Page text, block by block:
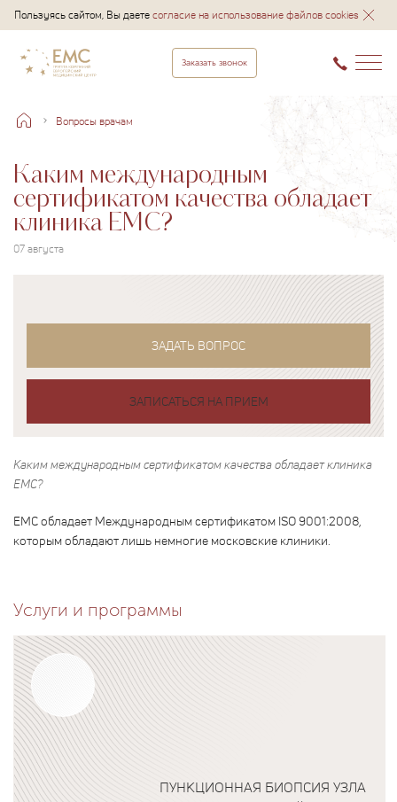
Пользуясь сайтом, Вы даетесогласие на использование файлов cookies
Заказать звонок
Вопросы врачам
Каким международным
сертификатом качества обладает
клиника ЕМС?
07 августа
ЗАДАТЬ ВОПРОС
ЗАПИСАТЬСЯ НА ПРИЕМ
Каким международным сертификатом качества обладает клиника
ЕМС?
ЕМС обладает Международным сертификатом ISO 9001:2008,
которым обладают лишь немногие московские клиники.
Услуги и программы
ПУНКЦИОННАЯ БИОПСИЯ УЗЛА